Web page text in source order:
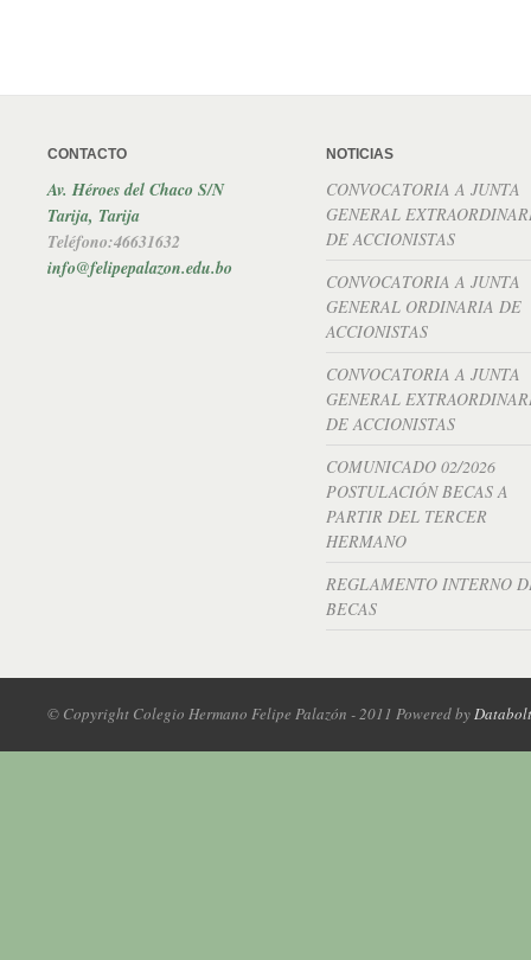
CONTACTO
Av. Héroes del Chaco S/N
Tarija, Tarija
Teléfono:46631632
info@felipepalazon.edu.bo
NOTICIAS
CONVOCATORIA A JUNTA
GENERAL
DE ACCIONISTAS
CONVOCATORIA A JUNTA
GENERAL ORDINARIA DE
ACCIONISTAS
CONVOCATORIA A JUNTA
GENERAL
DE ACCIONISTAS
COMUNICADO 02/2026
POSTULACIÓN BECAS A
PARTIR DEL TERCER
HERMANO
REGLAMENTO INTERNO
BECAS
© Copyright Colegio Hermano Felipe Palazón - 2011 Powered byDatabolt